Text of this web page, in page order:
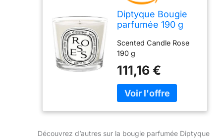
Diptyque Bougie
parfumée 190 g
Scented Candle Rose
190 g
111,16 €
Découvrez d’autres sur la bougie parfumée Diptyque